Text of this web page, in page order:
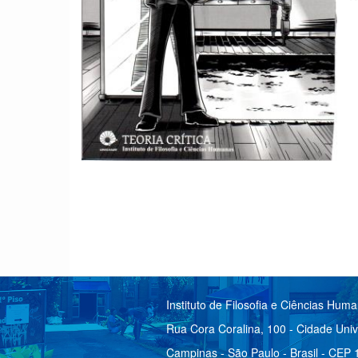
Instituto de Filosofia e Ciências
Rua Cora Coralina, 100 - Cidade
Campinas - São Paulo - Brasil - CEP